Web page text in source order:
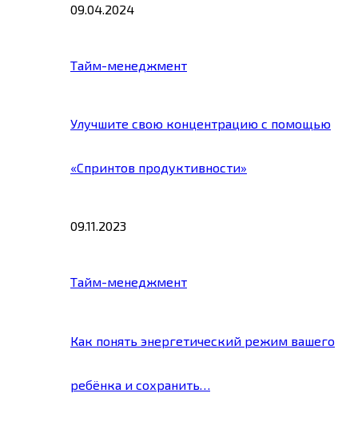
09.04.2024
Тайм-менеджмент
Улучшите свою концентрацию с помощью
«Спринтов продуктивности»
09.11.2023
Тайм-менеджмент
Как понять энергетический режим вашего
ребёнка и сохранить…